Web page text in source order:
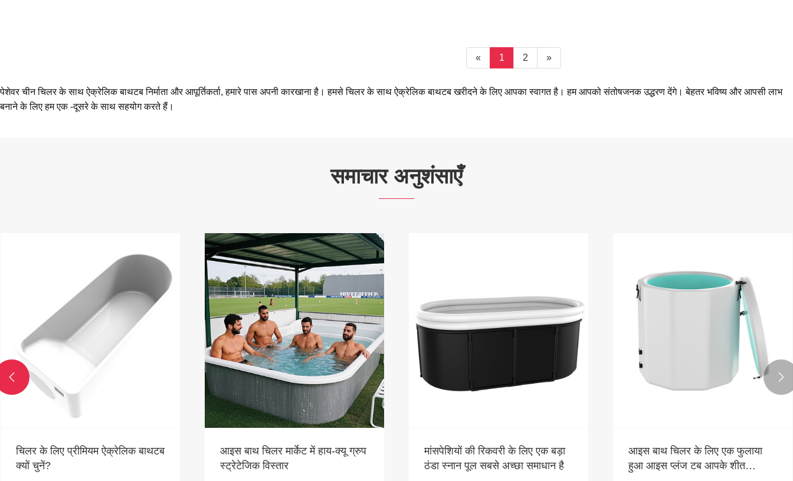
« 1 2 »
पेशेवर चीन चिलर के साथ ऐक्रेलिक बाथटब निर्माता और आपूर्तिकर्ता, हमारे पास अपनी कारखाना है। हमसे चिलर के साथ ऐक्रेलिक बाथटब खरीदने के लिए आपका स्वागत है। हम आपको संतोषजनक उद्धरण देंगे। बेहतर भविष्य और आपसी लाभ
बनाने के लिए हम एक -दूसरे के साथ सहयोग करते हैं।
समाचार अनुशंसाएँ
चिलर के लिए प्रीमियम ऐक्रेलिक बाथटब
क्यों चुनें?
आइस बाथ चिलर मार्केट में हाय-क्यू ग्रुप
स्ट्रेटेजिक विस्तार
मांसपेशियों की रिकवरी के लिए एक बड़ा
ठंडा स्नान पूल सबसे अच्छा समाधान है
आइस बाथ चिलर के लिए एक फुलाया
हुआ आइस प्लंज टब आपके शीत
 